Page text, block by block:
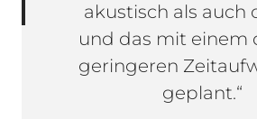
akustisch als auch
und das mit einem
geringeren
geplant.“